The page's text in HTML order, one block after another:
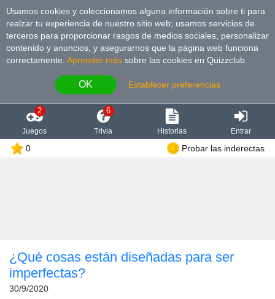
Usamos cookies y coleccionamos alguna información sobre ti para
realzar tu experiencia de nuestro sitio web; usamos servicios de
terceros para proporcionar rasgos de medios sociales, personalizar
contenido y anuncios, y asegurarnos que la página web funciona
correctamente. Aprender más sobre las cookies en Quizzclub.
OK Establecer preferencias
2
Juegos
6
Trivia Historias Entrar
0 Probar las inderectas
¿Qué cosas están diseñadas para ser
imperfectas?
30/9/2020